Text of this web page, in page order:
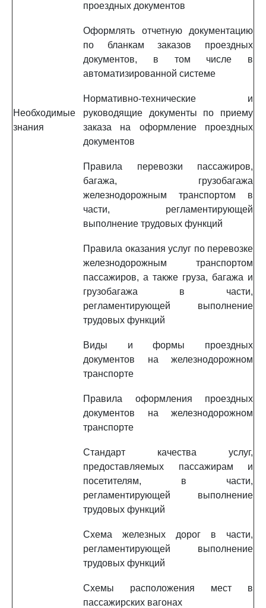
проездных документов
Оформлять отчетную документацию
по бланкам заказов проездных
документов, в том числе в
автоматизированной системе
Необходимые
знания
Нормативно-технические и
руководящие документы по приему
заказа на оформление проездных
документов
Правила перевозки пассажиров,
багажа, грузобагажа
железнодорожным транспортом в
части, регламентирующей
выполнение трудовых функций
Правила оказания услуг по перевозке
железнодорожным транспортом
пассажиров, а также груза, багажа и
грузобагажа в части,
регламентирующей выполнение
трудовых функций
Виды и формы проездных
документов на железнодорожном
транспорте
Правила оформления проездных
документов на железнодорожном
транспорте
Стандарт качества услуг,
предоставляемых пассажирам и
посетителям, в части,
регламентирующей выполнение
трудовых функций
Схема железных дорог в части,
регламентирующей выполнение
трудовых функций
Схемы расположения мест в
пассажирских вагонах